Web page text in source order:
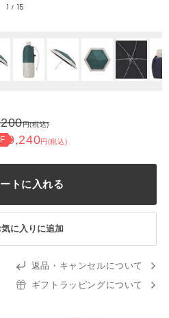
1 / 15
円(税込)
9,240円(税込)
トに入れる
気に入りに追加
返品・キャンセルについて
ギフトラッピングについて